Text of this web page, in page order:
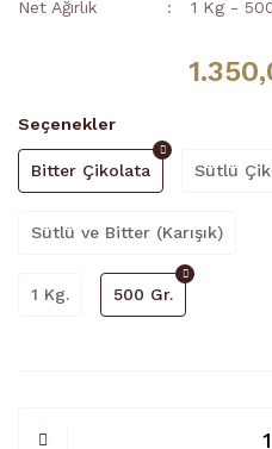
Net Ağırlık
1 Kg -
Seçenekler
Bitter Çikolata Sütlü
Sütlü ve Bitter (Karışık)
1 Kg. 500 Gr.